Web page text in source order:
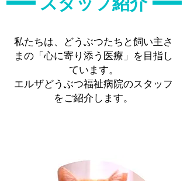
私たちは、どうぶつたちと飼い主さ
まの「心に寄り添う医療」を目指し
ています。
​エルザどうぶつ福祉病院のスタッフ
をご紹介します。